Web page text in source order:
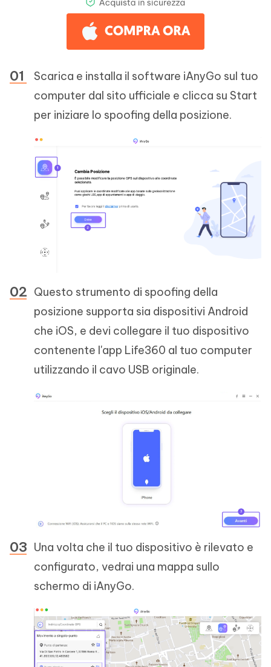
Scarica e installa il software iAnyGo sul tuo
computer dal sito ufficiale e clicca su Start
per iniziare lo spoofing della posizione.
Questo strumento di spoofing della
posizione supporta sia dispositivi Android
che iOS, e devi collegare il tuo dispositivo
contenente l'app Life360 al tuo computer
utilizzando il cavo USB originale.
Una volta che il tuo dispositivo è rilevato e
configurato, vedrai una mappa sullo
schermo di iAnyGo.